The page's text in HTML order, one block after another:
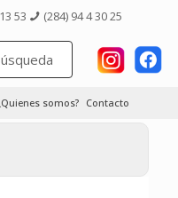
53 (284) 94 4 30 25
somos? Contacto